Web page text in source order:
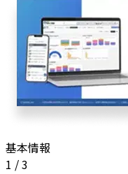
基本情報
1 /3